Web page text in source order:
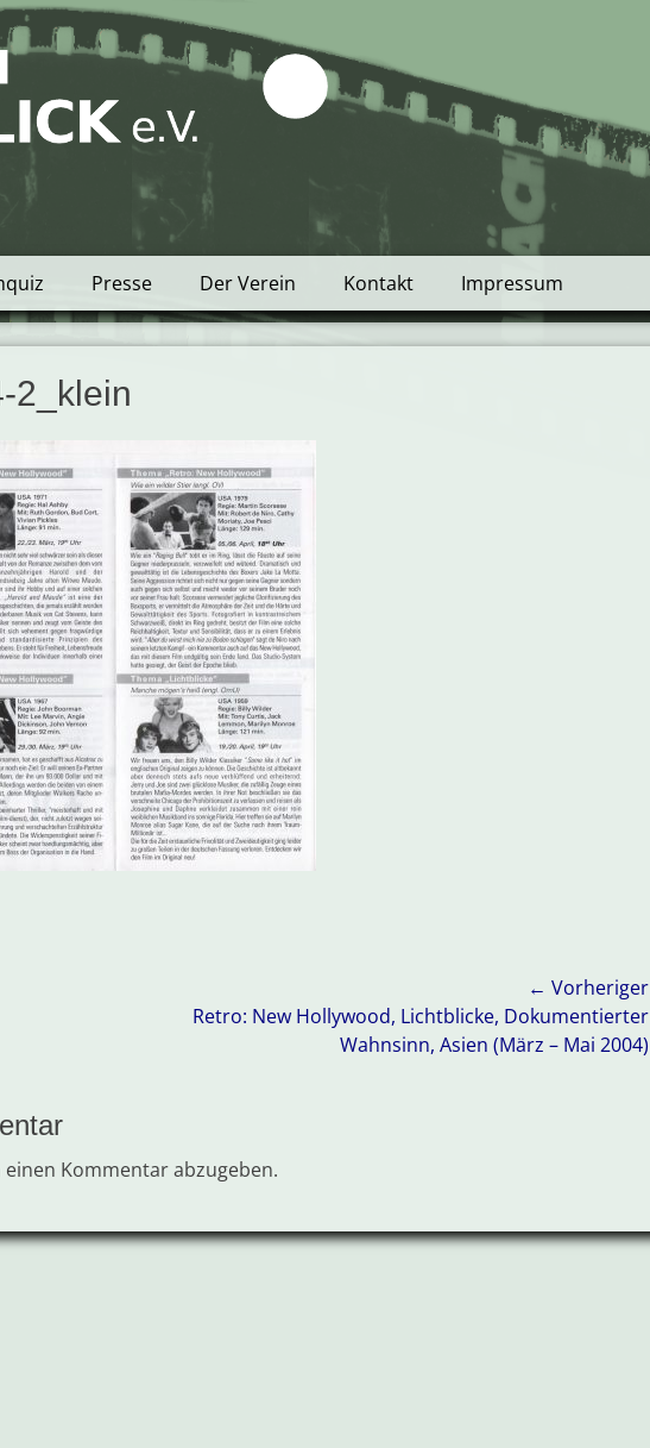
Lichtblick e.V.
Presse Der Verein Kontakt Impressum
2_klein
← Vorheriger
Vorheriger
Retro: New Hollywood, Lichtblicke, Dokumentierter
Wahnsinn, Asien (März – Mai 2004)
einen Kommentar abzugeben.